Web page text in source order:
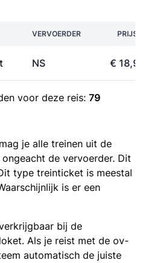
VERVOERDER PRIJS
NS € 18,90
voor deze reis: 79
je alle treinen uit de
de vervoerder. Dit
type treinticket is meestal
is er een
bij de
Als je reist met de ov-
automatisch de juiste